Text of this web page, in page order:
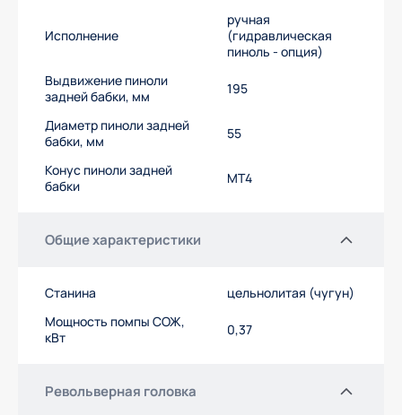
Исполнение
ручная
(гидравлическая
пиноль - опция)
Выдвижение пиноли
задней бабки, мм
195
Диаметр пиноли задней
бабки, мм
55
Конус пиноли задней
бабки
МТ4
Общие характеристики
Станина
цельнолитая (чугун)
Мощность помпы СОЖ,
кВт
0,37
Револьверная головка